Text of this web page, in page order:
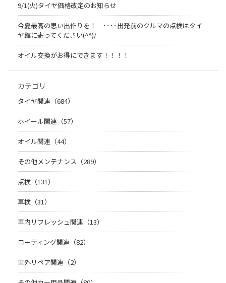
9/1(火)タイヤ価格改定のお知らせ
今夏最高の思い出作りを！ ････出発前のクルマの点検はタイ
ヤ館に寄ってください(^^)/
オイル交換がお得にできます！！！！
カテゴリ
タイヤ関連（684）
ホイール関連（57）
オイル関連（44）
その他メンテナンス（289）
点検（131）
車検（31）
車内リフレッシュ関連（13）
コーティング関連（82）
車外リペア関連（2）